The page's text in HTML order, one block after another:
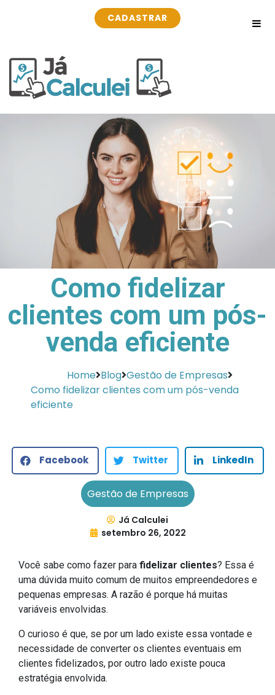
CADASTRAR
Como fidelizar
clientes com um pós-
venda eficiente
Home Blog Gestão de Empresas
Como fidelizar clientes com um pós-venda
eficiente
Facebook Twitter LinkedIn
Gestão de Empresas
Já Calculei
setembro 26, 2022
Você sabe como fazer para fidelizar clientes? Essa é
uma dúvida muito comum de muitos empreendedores e
pequenas empresas. A razão é porque há muitas
variáveis envolvidas.
O curioso é que, se por um lado existe essa vontade e
necessidade de converter os clientes eventuais em
clientes fidelizados, por outro lado existe pouca
estratégia envolvida.